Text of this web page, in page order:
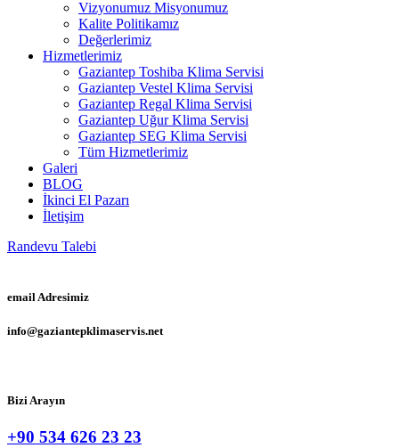
Vizyonumuz Misyonumuz
Kalite Politikamız
Değerlerimiz
Hizmetlerimiz
Gaziantep Toshiba Klima Servisi
Gaziantep Vestel Klima Servisi
Gaziantep Regal Klima Servisi
Gaziantep Uğur Klima Servisi
Gaziantep SEG Klima Servisi
Tüm Hizmetlerimiz
Galeri
BLOG
İkinci El Pazarı
İletişim
Randevu Talebi
email Adresimiz
info@gaziantepklimaservis.net
Bizi Arayın
+90 534 626 23 23